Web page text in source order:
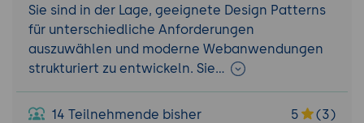
Sie sind in der Lage, geeignete Design Patterns
für unterschiedliche Anforderungen
auszuwählen und moderne Webanwendungen
strukturiert zu entwickeln. Sie…
14 Teilnehmende bisher 5
(3)